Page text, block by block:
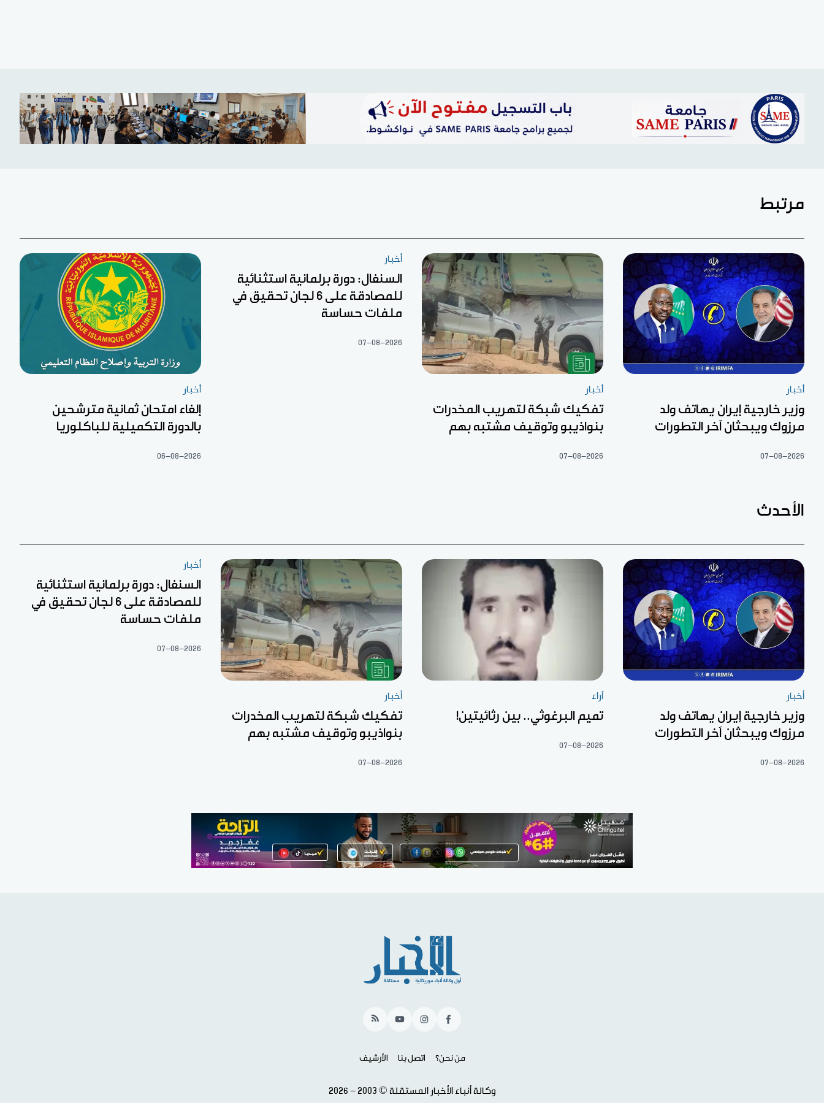
مرتبط
أخبار
وزير خارجية إيران يهاتف ولد
مرزوك ويبحثان آخر التطورات
07-08-2026
أخبار
تفكيك شبكة لتهريب المخدرات
بنواذيبو وتوقيف مشتبه بهم
07-08-2026
أخبار
السنغال: دورة برلمانية استثنائية
للمصادقة على 6 لجان تحقيق في
ملفات حساسة
07-08-2026
أخبار
إلغاء امتحان ثمانية مترشحين
بالدورة التكميلية للباكلوريا
06-08-2026
الأحدث
أخبار
وزير خارجية إيران يهاتف ولد
مرزوك ويبحثان آخر التطورات
07-08-2026
آراء
تميم البرغوثي.. بين رثائيتين!
07-08-2026
أخبار
تفكيك شبكة لتهريب المخدرات
بنواذيبو وتوقيف مشتبه بهم
07-08-2026
أخبار
السنغال: دورة برلمانية استثنائية
للمصادقة على 6 لجان تحقيق في
ملفات حساسة
07-08-2026
Facebook
Instagram
YouTube
RSS
من نحن؟ اتصل بنا الأرشيف
وكالة أنباء الأخبار المستقلة © 2003 - 2026